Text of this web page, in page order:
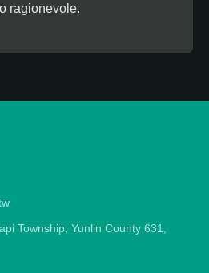
ragionevole.
Township, Yunlin County 631,